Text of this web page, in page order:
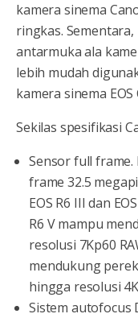
kamera sinema
ringkas.
antarmuka ala
lebih mudah
kamera sinema EOS
Sekilas spesifikasi
Sensor full
frame 32.5
EOS R6 III dan
R6 V mampu
resolusi 7Kp60
mendukung
hingga resolusi
Sistem autofocus